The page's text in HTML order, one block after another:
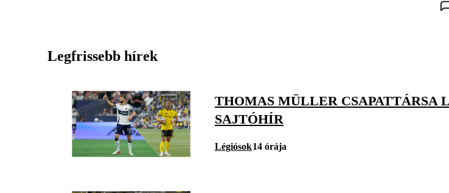
Legfrissebb hírek
THOMAS MÜLLER
SAJTÓHÍR
Légiósok14 órája